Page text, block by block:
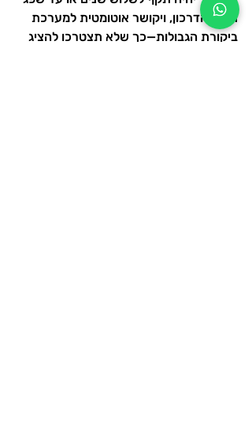
תוקף הדרכון, ויקושר אוטומטית למערכת
ביקורת הגבולות—כך שלא תצטרכו להציג